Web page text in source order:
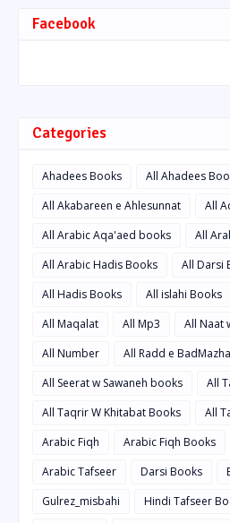
Facebook
Categories
Ahadees Books
All Ahadees
All Akabareen e Ahlesunnat
All
All Arabic Aqa'aed books
All
All Arabic Hadis Books
All Darsi
All Hadis Books
All islahi Books
All Maqalat
All Mp3
All Naat
All Number
All Radd e
All Seerat w Sawaneh books
All
All Taqrir W Khitabat Books
All
Arabic Fiqh
Arabic Fiqh Books
Arabic Tafseer
Darsi Books
Gulrez_misbahi
Hindi Tafseer